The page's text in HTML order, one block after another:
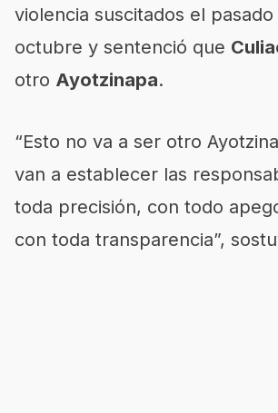
violencia suscitados el pasado
octubre y sentenció que
otro Ayotzinapa.
“Esto no va a ser otro
van a establecer las
toda precisión, con todo
con toda transparencia”,